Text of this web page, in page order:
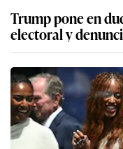
Trump pone en
electoral y